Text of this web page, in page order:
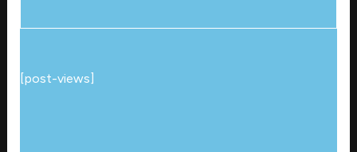
[post-views]